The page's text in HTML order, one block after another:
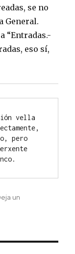
se no
General.
“Entradas.-
eso sí,
vella
pero
un